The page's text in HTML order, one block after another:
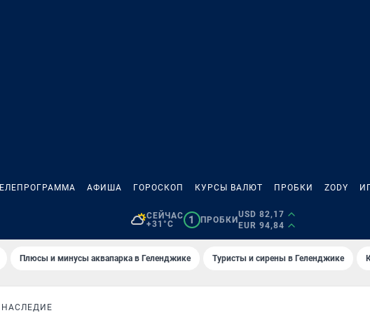
АФИША ГОРОСКОП КУРСЫ ВАЛЮТ ПРОБКИ ZODY
СЕЙЧАС
+31°C
1 ПРОБКИ
USD 82,17
EUR 94,84
Плюсы и минусы аквапарка в Геленджике Туристы и сирены в Геленджике
НАСЛЕДИЕ